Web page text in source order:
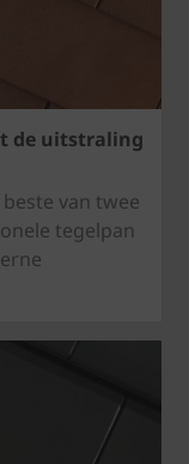
de uitstraling
van twee
tegelpan